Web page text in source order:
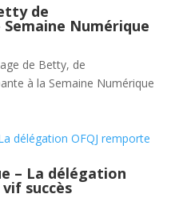
de
Semaine Numérique
de Betty, de
à la Semaine Numérique
– La délégation
succès